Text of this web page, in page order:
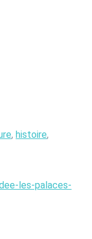
, histoire,
les-palaces-